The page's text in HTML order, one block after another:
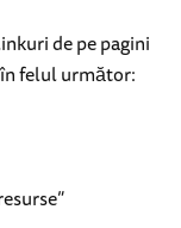
de pe pagini
felul următor: